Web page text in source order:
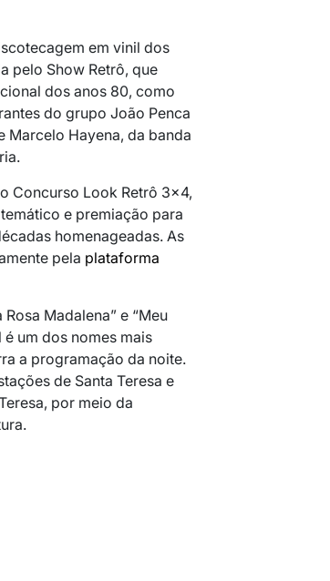
em vinil dos
pelo Show Retrô, que
dos anos 80, como
do grupo João Penca
Marcelo Hayena, da banda
Concurso Look Retrô 3×4,
e premiação para
homenageadas. As
pela plataforma
Madalena” e “Meu
é um dos nomes mais
a programação da noite.
de Santa Teresa e
por meio da